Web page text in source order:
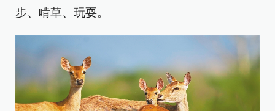
步、啃草、玩耍。